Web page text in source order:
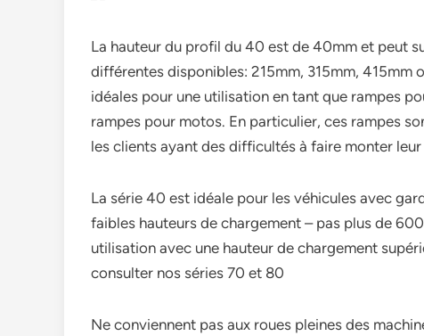
La hauteur du profil du 40 est de 40mm et peut
différentes disponibles: 215mm, 315mm, 415mm
idéales pour une utilisation en tant que rampes
rampes pour motos. En particulier, ces rampes
les clients ayant des difficultés à faire monter
La série 40 est idéale pour les véhicules avec
faibles hauteurs de chargement – pas plus de
utilisation avec une hauteur de chargement
consulter nos séries 70 et 80
Ne conviennent pas aux roues pleines des